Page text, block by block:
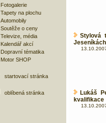
Fotogalerie
Tapety na plochu
Automobily
Soutěže o ceny
Televize, média
Kalendář akcí
Dopravní tématika
Motor SHOP
startovací stránka
oblíbená stránka
Stylová
Lukáš
kvalifikace